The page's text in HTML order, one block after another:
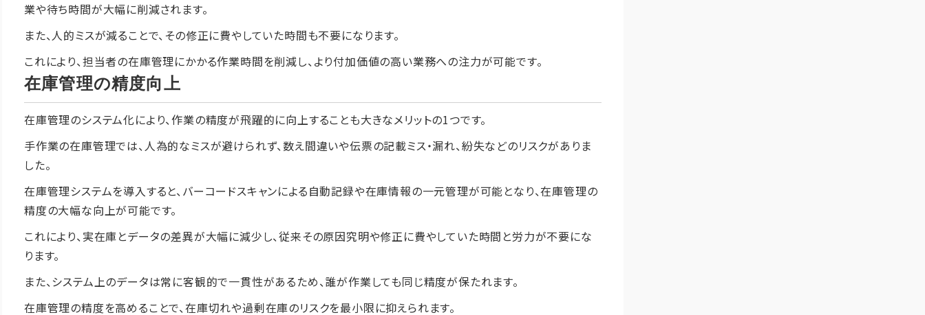
業や待ち時間が大幅に削減されます。
また、人的ミスが減ることで、その修正に費やしていた時間も不要になります。
これにより、担当者の在庫管理にかかる作業時間を削減し、より付加価値の高い業務への注力が可能です。
在庫管理の精度向上
在庫管理のシステム化により、作業の精度が飛躍的に向上することも大きなメリットの1つです。
手作業の在庫管理では、人為的なミスが避けられず、数え間違いや伝票の記載ミス・漏れ、紛失などのリスクがありま
した。
在庫管理システムを導入すると、バーコードスキャンによる自動記録や在庫情報の一元管理が可能となり、在庫管理の
精度の大幅な向上が可能です。
これにより、実在庫とデータの差異が大幅に減少し、従来その原因究明や修正に費やしていた時間と労力が不要にな
ります。
また、システム上のデータは常に客観的で一貫性があるため、誰が作業しても同じ精度が保たれます。
在庫管理の精度を高めることで、在庫切れや過剰在庫のリスクを最小限に抑えられます。